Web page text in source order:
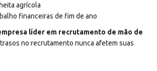
agrícola
financeiras de fim de ano
líder em recrutamento de mão de
no recrutamento nunca afetem suas